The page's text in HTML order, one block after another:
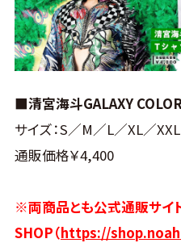
■清宮海斗GALAXY
サイズ：S／M／L／XL／
通販価格￥4,400
※両商品とも公式通販サイ
SHOP（https://